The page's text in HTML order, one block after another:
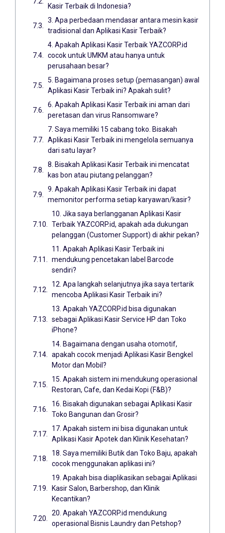
Kasir Terbaik di Indonesia?
3. Apa perbedaan mendasar antara mesin kasir
tradisional dan Aplikasi Kasir Terbaik?
4. Apakah Aplikasi Kasir Terbaik YAZCORP.id
cocok untuk UMKM atau hanya untuk
perusahaan besar?
5. Bagaimana proses setup (pemasangan) awal
Aplikasi Kasir Terbaik ini? Apakah sulit?
6. Apakah Aplikasi Kasir Terbaik ini aman dari
peretasan dan virus Ransomware?
7. Saya memiliki 15 cabang toko. Bisakah
Aplikasi Kasir Terbaik ini mengelola semuanya
dari satu layar?
8. Bisakah Aplikasi Kasir Terbaik ini mencatat
kas bon atau piutang pelanggan?
9. Apakah Aplikasi Kasir Terbaik ini dapat
memonitor performa setiap karyawan/kasir?
10. Jika saya berlangganan Aplikasi Kasir
Terbaik YAZCORP.id, apakah ada dukungan
pelanggan (Customer Support) di akhir pekan?
11. Apakah Aplikasi Kasir Terbaik ini
mendukung pencetakan label Barcode
sendiri?
12. Apa langkah selanjutnya jika saya tertarik
mencoba Aplikasi Kasir Terbaik ini?
13. Apakah YAZCORP.id bisa digunakan
sebagai Aplikasi Kasir Service HP dan Toko
iPhone?
14. Bagaimana dengan usaha otomotif,
apakah cocok menjadi Aplikasi Kasir Bengkel
Motor dan Mobil?
15. Apakah sistem ini mendukung operasional
Restoran, Cafe, dan Kedai Kopi (F&B)?
16. Bisakah digunakan sebagai Aplikasi Kasir
Toko Bangunan dan Grosir?
17. Apakah sistem ini bisa digunakan untuk
Aplikasi Kasir Apotek dan Klinik Kesehatan?
18. Saya memiliki Butik dan Toko Baju, apakah
cocok menggunakan aplikasi ini?
19. Apakah bisa diaplikasikan sebagai Aplikasi
Kasir Salon, Barbershop, dan Klinik
Kecantikan?
20. Apakah YAZCORP.id mendukung
operasional Bisnis Laundry dan Petshop?